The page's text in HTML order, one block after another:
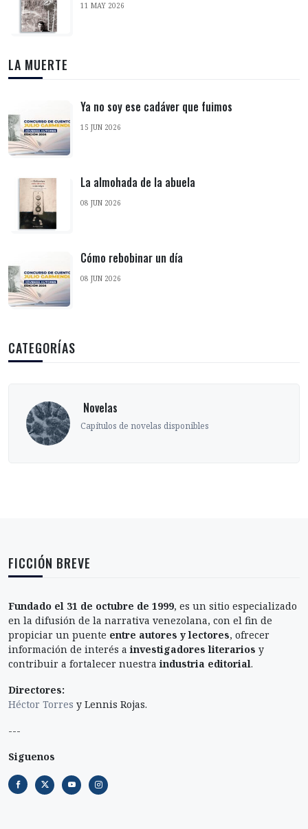
11 MAY 2026
LA MUERTE
Ya no soy ese cadáver que fuimos
15 JUN 2026
La almohada de la abuela
08 JUN 2026
Cómo rebobinar un día
08 JUN 2026
CATEGORÍAS
‎ Novelas
Capítulos de novelas disponibles
FICCIÓN BREVE
Fundado el 31 de octubre de 1999, es un sitio especializado
en la difusión de la narrativa venezolana, con el fin de
propiciar un puente entre autores y lectores, ofrecer
información de interés ainvestigadores literarios y
contribuir a fortalecer nuestraindustria editorial.
Directores:
Héctor Torres y Lennis Rojas.
---
Siguenos